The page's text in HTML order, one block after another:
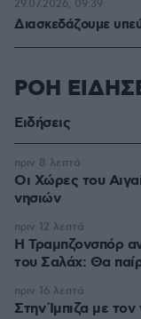
Διασκεδάζουμε
29.07.2026, 09:39
ΡΟΗ
Ειδήσεις
Οι Xώρες του
νησιών
πριν 8 λεπτά
Η Τραμπζονσπόρ
του Σαλάχ: Θα
πριν 12 λεπτά
Στην Ίμπιζα με
πριν 16 λεπτά